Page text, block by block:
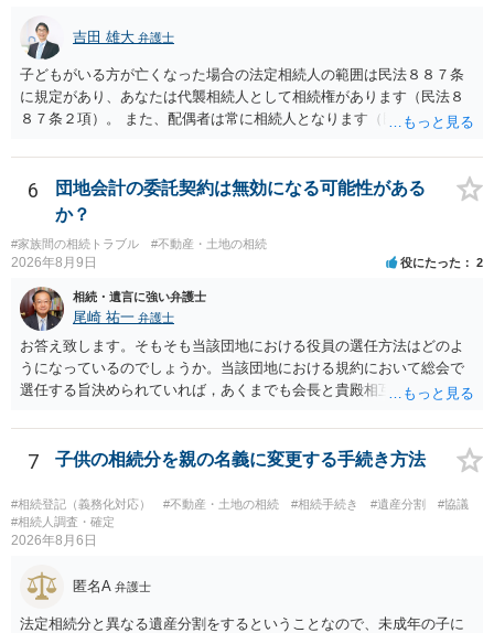
吉田 雄大 弁護士
子どもがいる方が亡くなった場合の法定相続人の範囲は民法８８７条
に規定があり、あなたは代襲相続人として相続権があります（民法８
８７条２項）。 また、配偶者は常に相続人となります（民法８９０
も相続権があります。つまり、孫５人に加えて「おじ又はおば」にも
相続権がある可能性があります。
6
団地会計の委託契約は無効になる可能性がある
か？
#家族間の相続トラブル #不動産・土地の相続
2026年8月9日 役にたった 2
相続・遺言に強い弁護士
尾崎 祐一 弁護士
お答え致します。そもそも当該団地における役員の選任方法はどのよ
うになっているのでしょうか。当該団地における規約において総会で
選任する旨決められていれば，あくまでも会長と貴殿相互間における
し，団地と貴殿との委託契約は有効に成立しています。当該団地にお
ける役員の選任が会長の専権でできるのであれば，貴殿と会長との合
7 子供の相続分を親の名義に変更する手続き方法
#相続登記（義務化対応） #不動産・土地の相続 #相続手続き #遺産分割
#協議
#相続人調査・確定
2026年8月6日
匿名A 弁護士
法定相続分と異なる遺産分割をするということなので、未成年の子に